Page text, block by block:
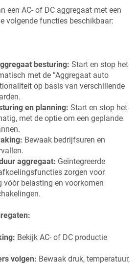
een AC- of DC aggregaat met een
volgende functies beschikbaar:
besturing: Start en stop het
met de ”Aggregaat auto
op basis van verschillende
en planning: Start en stop het
met de optie om een geplande
Bewaak bedrijfsuren en
aggregaat: Geïntegreerde
zorgen voor
vóór belasting en voorkomen
Bekijk AC- of DC productie
volgen: Bewaak druk, temperatuur,